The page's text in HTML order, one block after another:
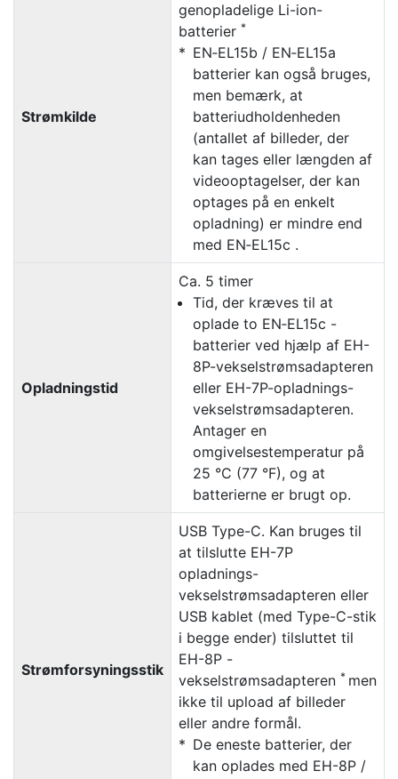
Strømkilde
genopladelige Li-ion-
batterier *
EN‑EL15b / EN‑EL15a
batterier kan også bruges,
men bemærk, at
batteriudholdenheden
(antallet af billeder, der
kan tages eller længden af
videooptagelser, der kan
optages på en enkelt
opladning) er mindre end
med EN‑EL15c .
Opladningstid
Ca. 5 timer
Tid, der kræves til at
oplade to EN‑EL15c -
batterier ved hjælp af EH-
8P-vekselstrømsadapteren
eller EH-7P-opladnings-
vekselstrømsadapteren.
Antager en
omgivelsestemperatur på
25 °C (77 °F), og at
batterierne er brugt op.
Strømforsyningsstik
USB Type-C. Kan bruges til
at tilslutte EH-7P
opladnings-
vekselstrømsadapteren eller
USB kablet (med Type-C-stik
i begge ender) tilsluttet til
EH-8P -
vekselstrømsadapteren * men
ikke til upload af billeder
eller andre formål.
De eneste batterier, der
kan oplades med EH-8P /